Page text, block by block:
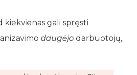
gali spręsti
daugėjo darbuotojų,